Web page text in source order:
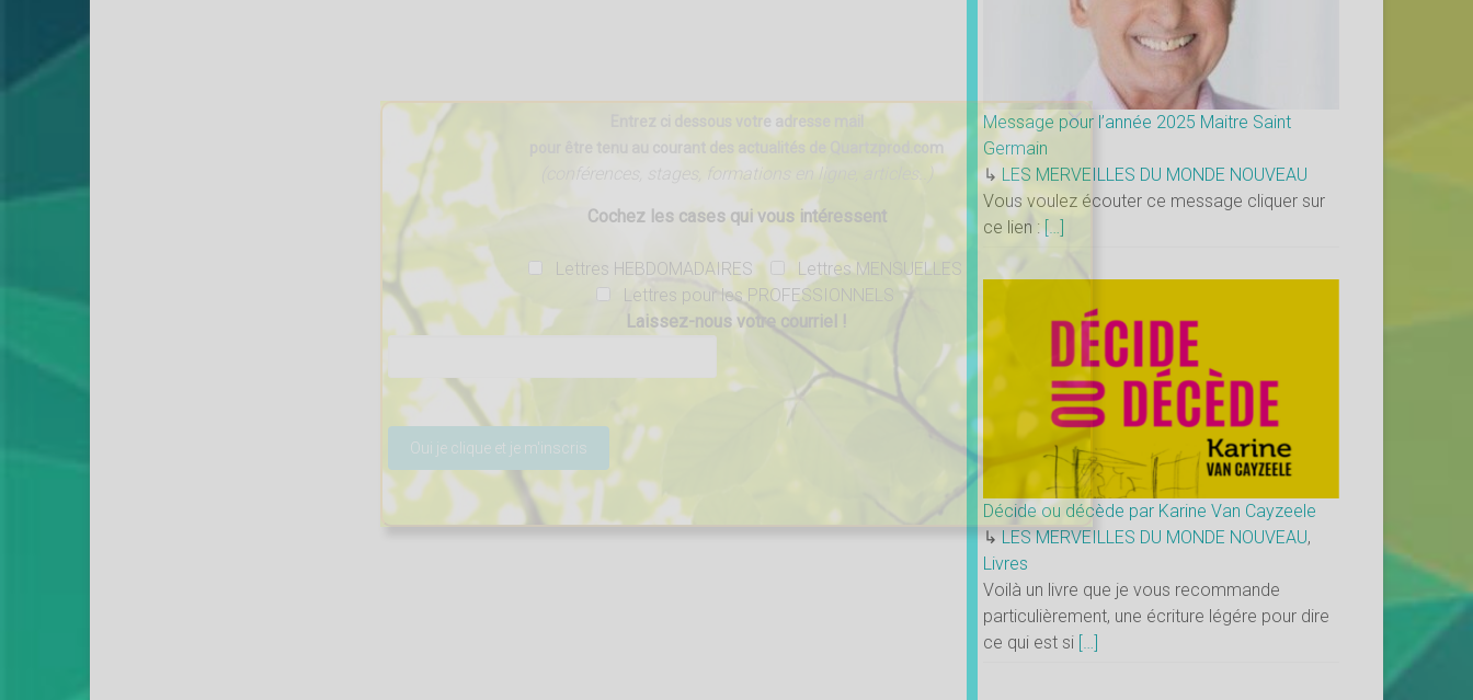
Message pour l’année 2025 Maitre Saint
Germain
↳ LES MERVEILLES DU MONDE NOUVEAU
Vous voulez écouter ce message cliquer sur
ce lien :[…]
Décide ou décède par Karine Van Cayzeele
↳ LES MERVEILLES DU MONDE NOUVEAU,
Livres
Voilà un livre que je vous recommande
particulièrement, une écriture légére pour dire
ce qui est si […]
Cochez les cases qui vous intéressent
Lettres HEBDOMADAIRES
Lettres MENSUELLES
Lettres pour les PROFESSIONNELS
Laissez-nous votre courriel !
Veuillez laisser ce champ vide.
×